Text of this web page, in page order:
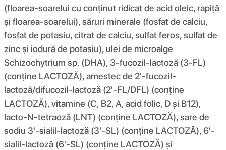
(floarea-soarelui cu conținut ridicat de acid oleic, rapiță
și floarea-soarelui), săruri minerale (fosfat de calciu,
fosfat de potasiu, citrat de calciu, sulfat feros, sulfat de
zinc și iodură de potasiu), ulei de microalge
Schizochytrium sp. (DHA), 3-fucozil-lactoză (3-FL)
(conține LACTOZĂ), amestec de 2'-fucozil-
lactoză/difucozil-lactoză (2'-FL/DFL) (conține
LACTOZĂ), vitamine (C, B2, A, acid folic, D și B12),
lacto-N-tetraoză (LNT) (conține LACTOZĂ), sare de
sodiu 3'-sialil-lactoză (3'-SL) (conține LACTOZĂ), 6'-
sialil-lactoză (6'-SL) (conține LACTOZĂ) și